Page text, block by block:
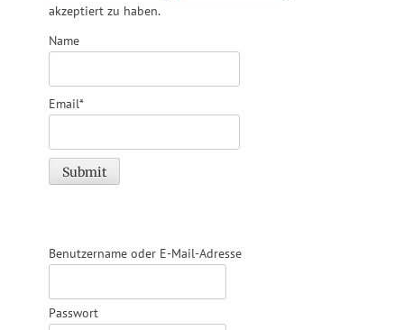
akzeptiert zu haben.
Name
Email*
Benutzername oder E-Mail-Adresse
Passwort